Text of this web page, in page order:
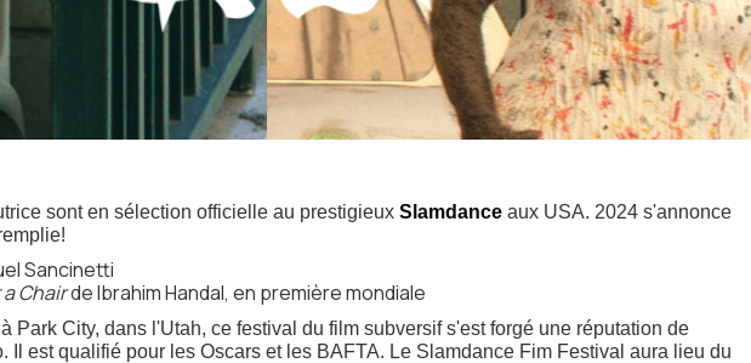
sont en sélection officielle au prestigieux Slamdance aux USA. 2024 s'annonce
Sancinetti
Chairde Ibrahim Handal, en première mondiale
Park City, dans l'Utah, ce festival du film subversif s'est forgé une réputation de
Il est qualifié pour les Oscars et les BAFTA. Le Slamdance Fim Festival aura lieu du